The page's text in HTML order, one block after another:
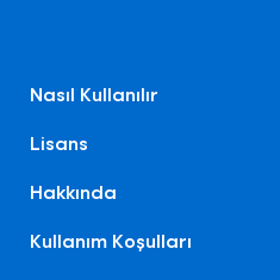
Nasıl Kullanılır
Lisans
Hakkında
Kullanım Koşulları